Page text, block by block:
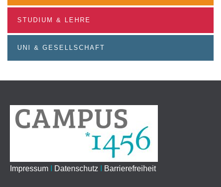
STUDIUM & LEHRE
UNI & GESELLSCHAFT
Impressum Datenschutz Barrierefreiheit